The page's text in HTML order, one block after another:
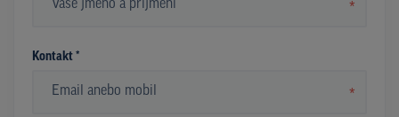
*
Kontakt *
*